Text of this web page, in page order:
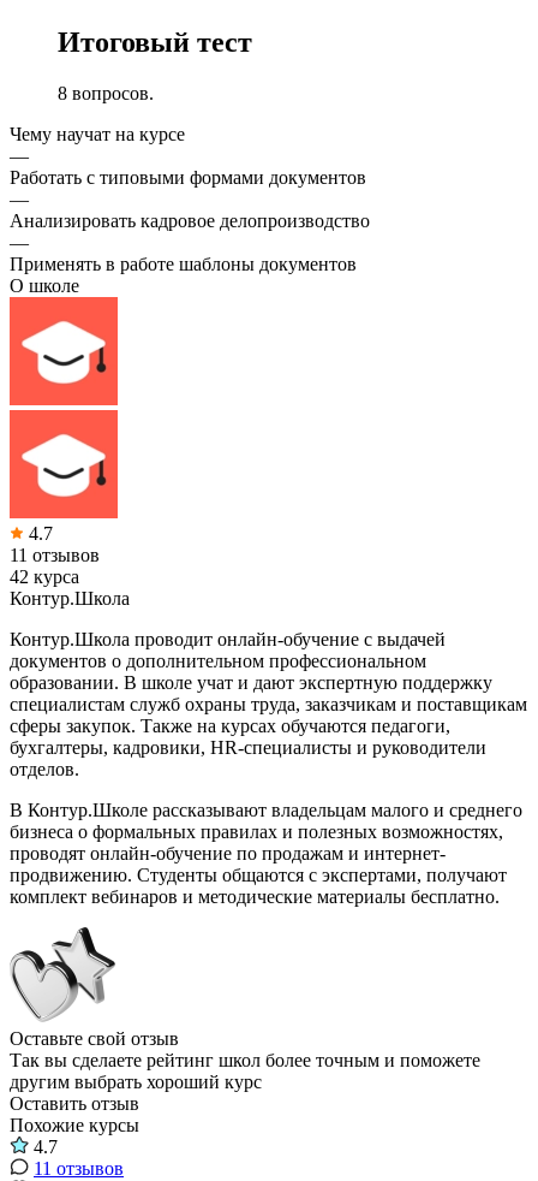
Итоговый тест
8 вопросов.
Чему научат на курсе
—
Работать с типовыми формами документов
—
Анализировать кадровое делопроизводство
—
Применять в работе шаблоны документов
О школе
4.7
11 отзывов
42 курса
Контур.Школа
Контур.Школа проводит онлайн-обучение с выдачей
документов о дополнительном профессиональном
образовании. В школе учат и дают экспертную поддержку
специалистам служб охраны труда, заказчикам и поставщикам
сферы закупок. Также на курсах обучаются педагоги,
бухгалтеры, кадровики, HR-специалисты и руководители
отделов.
В Контур.Школе рассказывают владельцам малого и среднего
бизнеса о формальных правилах и полезных возможностях,
проводят онлайн-обучение по продажам и интернет-
продвижению. Студенты общаются с экспертами, получают
комплект вебинаров и методические материалы бесплатно.
Оставьте свой отзыв
Так вы сделаете рейтинг школ более точным и поможете
другим выбрать хороший курс
Оставить отзыв
Похожие курсы
4.7
11 отзывов